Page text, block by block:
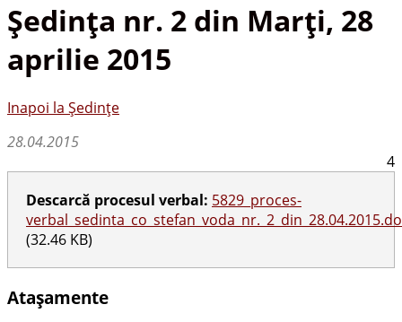
Şedinţa nr. 2 din Marți, 28
aprilie 2015
Inapoi la Ședințe
28.04.2015
4
Descarcă procesul verbal: 5829_proces-
(32.46 KB)
Atașamente